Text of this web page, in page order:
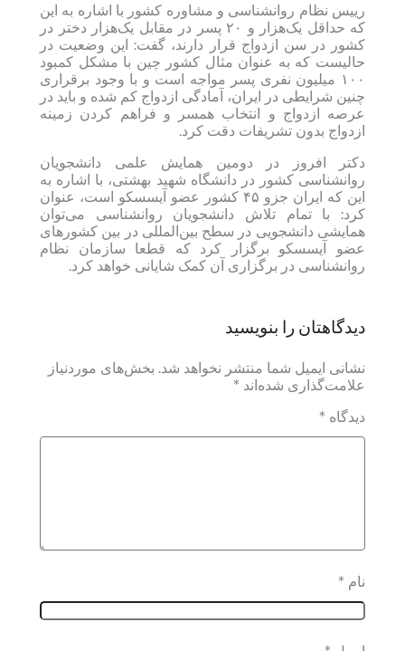
رییس نظام روانشناسی و مشاوره کشور با اشاره به این
که حداقل یک‌هزار و ۲۰ پسر در مقابل یک‌هزار دختر در
کشور در سن ازدواج قرار دارند، گفت: این وضعیت در
حالیست که به عنوان مثال کشور چین با مشکل کمبود
۱۰۰ میلیون نفری پسر مواجه است و با وجود برقراری
چنین شرایطی در ایران، آمادگی ازدواج کم شده و ‌باید در
عرصه ازدواج و انتخاب همسر و فراهم کردن زمینه
ازدواج بدون تشریفات دقت کرد.
‌دکتر افروز در دومین همایش علمی دانشجویان
روانشناسی کشور در دانشگاه شهید بهشتی، با اشاره به
این که ایران جزو ۴۵ کشور عضو آیسسکو است، عنوان
کرد: با تمام تلاش دانشجویان روانشناسی می‌توان
همایشی دانشجویی در سطح بین‌المللی در بین کشورهای
عضو آیسسکو برگزار کرد که قطعا سازمان نظام
روانشناسی در برگزاری آن کمک شایانی خواهد کرد.
دیدگاهتان را بنویسید
نشانی ایمیل شما منتشر نخواهد شد. بخش‌های موردنیاز
علامت‌گذاری شده‌اند *
دیدگاه *
نام *